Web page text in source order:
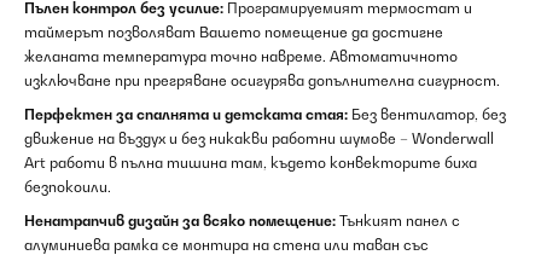
Пълен контрол без усилие: Програмируемият термостат и
таймерът позволяват Вашето помещение да достигне
желаната температура точно навреме. Автоматичното
изключване при прегряване осигурява допълнителна сигурност.
Перфектен за спалнята и детската стая: Без вентилатор, без
движение на въздух и без никакви работни шумове – Wonderwall
Art работи в пълна тишина там, където конвекторите биха
безпокоили.
Ненатрапчив дизайн за всяко помещение: Тънкият панел с
алуминиева рамка се монтира на стена или таван със